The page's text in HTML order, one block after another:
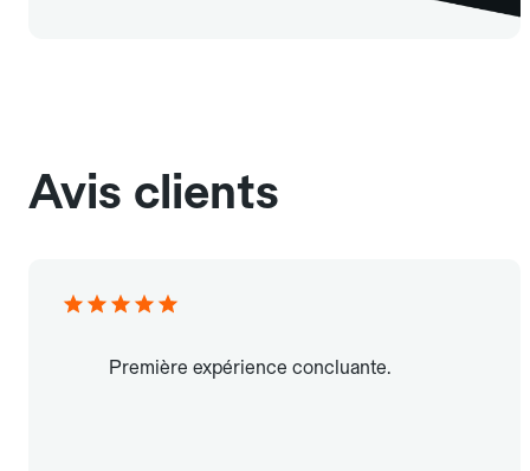
Avis clients
Première expérience concluante.